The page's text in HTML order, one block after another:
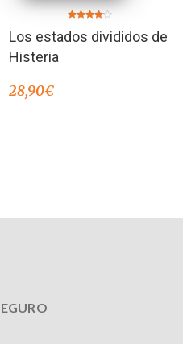
en
4.00
Los estados divididos de
Histeria
28,90€